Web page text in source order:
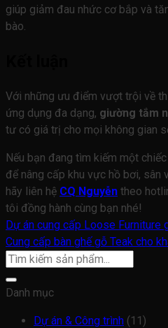
giúp giảm đau nhức cơ bắp và
bào.
Với những ưu điểm vượt trội về
ứng dụng đa dạng, giường tắm
tư có giá trị cho mọi không gian
Nếu bạn đang tìm kiếm một
để nâng cấp khu vực hồ bơi, sân
hãy liên hệ CQ Nguyễn theo
tôi đồng hành cùng bạn nhé!
Dự án cung cấp Loose Furniture
Cung cấp bàn ghế gỗ Teak cho
Danh mục
Dự án & Công trình (11)